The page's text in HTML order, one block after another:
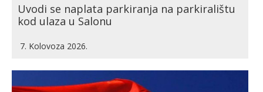
Uvodi se naplata parkiranja na parkiralištu
kod ulaza u Salonu
7. Kolovoza 2026.